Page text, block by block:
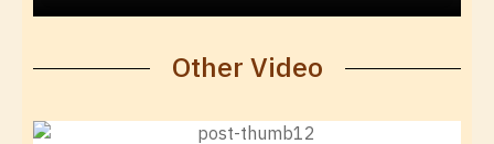
Other Video